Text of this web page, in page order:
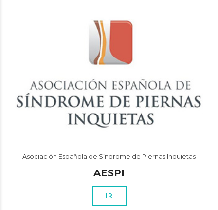
Asociación Española de Síndrome de Piernas Inquietas
AESPI
IR